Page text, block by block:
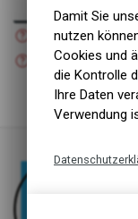
Nicht verfügbar
Versand
Nicht verfügbar
Abholung NaturNah
Damit Sie
nutzen
Cookies und
die Kontrolle
Ihre Daten
Verwendung